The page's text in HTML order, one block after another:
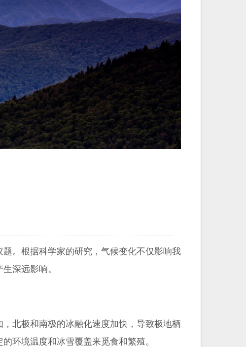
。根据科学家的研究，气候变化不仅影响我
深远影响。
北极和南极的冰融化速度加快，导致极地栖
环境温度和冰雪覆盖来觅食和繁殖。